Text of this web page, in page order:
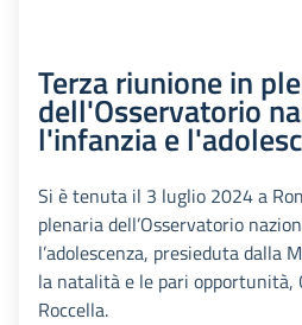
Terza riunione in
dell'Osservatorio
l'infanzia e
Si è tenuta il 3 luglio 2024 a
plenaria dell’Osservatorio
l’adolescenza, presieduta dalla
la natalità e le pari opportunità,
Roccella.